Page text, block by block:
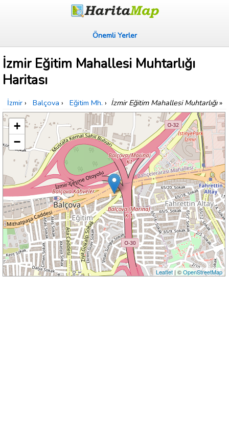
Önemli Yerler
İzmir Eğitim Mahallesi Muhtarlığı
Haritası
İzmir › Balçova › Eğitim Mh. › İzmir Eğitim Mahallesi Muhtarlığı»
+
−
Leaflet| ©OpenStreetMap